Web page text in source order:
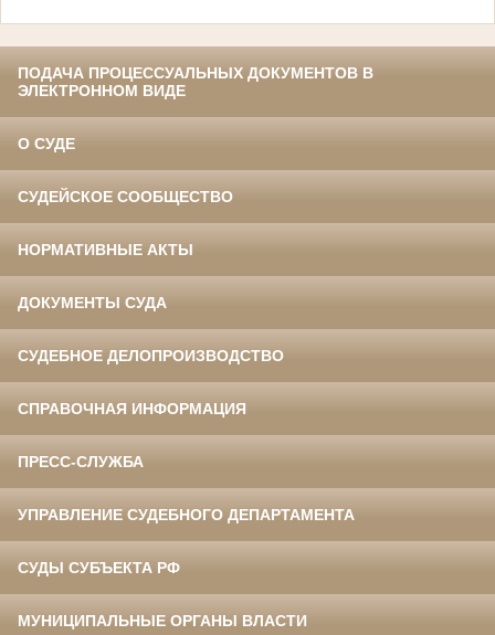
ПОДАЧА ПРОЦЕССУАЛЬНЫХ ДОКУМЕНТОВ В
ЭЛЕКТРОННОМ ВИДЕ
О СУДЕ
СУДЕЙСКОЕ СООБЩЕСТВО
НОРМАТИВНЫЕ АКТЫ
ДОКУМЕНТЫ СУДА
СУДЕБНОЕ ДЕЛОПРОИЗВОДСТВО
СПРАВОЧНАЯ ИНФОРМАЦИЯ
ПРЕСС-СЛУЖБА
УПРАВЛЕНИЕ СУДЕБНОГО ДЕПАРТАМЕНТА
СУДЫ СУБЪЕКТА РФ
МУНИЦИПАЛЬНЫЕ ОРГАНЫ ВЛАСТИ